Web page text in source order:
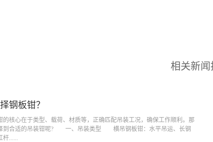
相关新闻
钢板钳？
的核心在于类型、载荷、材质等，正确匹配吊装工况，确保工作顺利。那
到合适的吊装钳呢? 一、吊装类型 横吊钢板钳：水平吊运、长钢
杆......